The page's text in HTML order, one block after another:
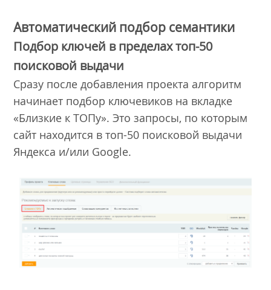
Автоматический подбор семантики
Подбор ключей в пределах топ-50
поисковой выдачи
Сразу после добавления проекта алгоритм
начинает подбор ключевиков на вкладке
«Близкие к ТОПу». Это запросы, по которым
сайт находится в топ-50 поисковой выдачи
Яндекса и/или Google.